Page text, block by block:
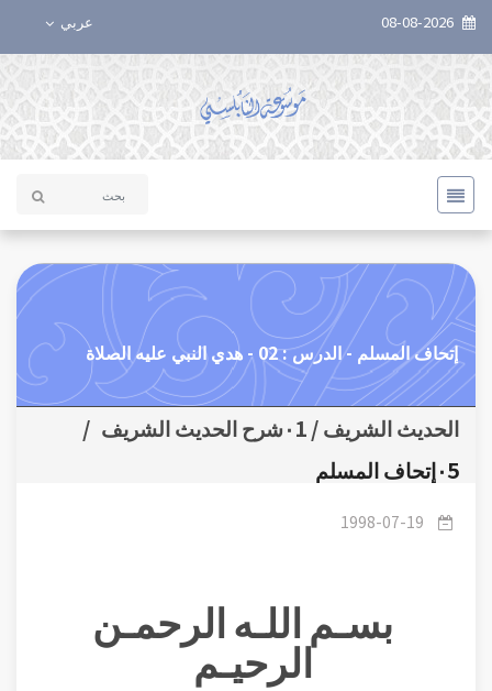
عربي
إتحاف المسلم - الدرس : 02 - هدي النبي عليه الصلاة
الحديث الشريف / ٠1شرح الحديث الشريف
/
٠5إتحاف المسلم
1998-07-19
بسـم اللـه الرحمـن
الرحيـم